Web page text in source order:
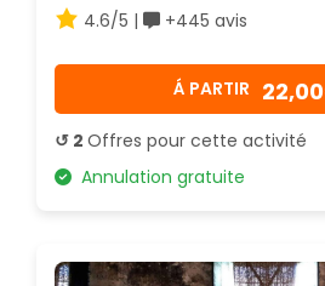
4.6/5 |
+445 avis
Á PARTIR
↺ 2 Offres pour cette activité
Annulation gratuite